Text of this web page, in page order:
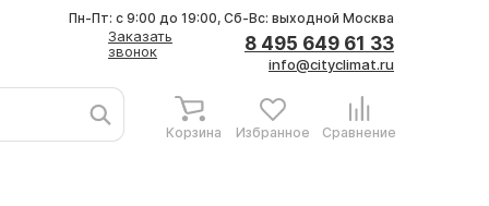
Заказать
звонок
8 495 649 61 33
info@cityclimat.ru
Пн-Пт: с 9:00 до 19:00, Сб-Вс: выходной Москва
Корзина Избранное Сравнение